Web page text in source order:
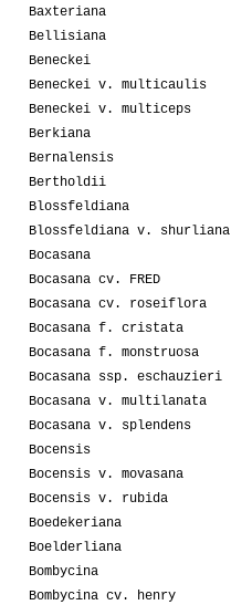
Baxteriana
Bellisiana
Beneckei
Beneckei v. multicaulis
Beneckei v. multiceps
Berkiana
Bernalensis
Bertholdii
Blossfeldiana
Blossfeldiana v. shurliana
Bocasana
Bocasana cv. FRED
Bocasana cv. roseiflora
Bocasana f. cristata
Bocasana f. monstruosa
Bocasana ssp. eschauzieri
Bocasana v. multilanata
Bocasana v. splendens
Bocensis
Bocensis v. movasana
Bocensis v. rubida
Boedekeriana
Boelderliana
Bombycina
Bombycina cv. henry